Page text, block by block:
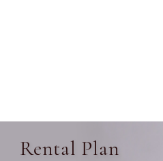
Rental Plan